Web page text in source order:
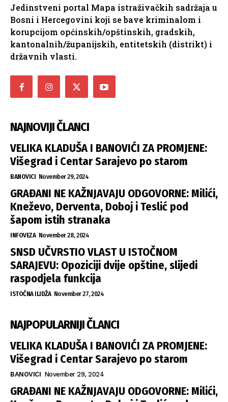
Jedinstveni portal Mapa istraživačkih sadržaja u
Bosni i Hercegovini koji se bave kriminalom i
korupcijom općinskih/opštinskih, gradskih,
kantonalnih/županijskih, entitetskih (distrikt) i
državnih vlasti.
NAJNOVIJI ČLANCI
VELIKA KLADUŠA I BANOVIĆI ZA PROMJENE:
Višegrad i Centar Sarajevo po starom
BANOVICI November 29, 2024
GRAĐANI NE KAŽNJAVAJU ODGOVORNE: Milići,
Kneževo, Derventa, Doboj i Teslić pod
šapom istih stranaka
INFOVEZA November 28, 2024
SNSD UČVRSTIO VLAST U ISTOČNOM
SARAJEVU: Opoziciji dvije opštine, slijedi
raspodjela funkcija
ISTOČNA ILIDŽA November 27, 2024
NAJPOPULARNIJI ČLANCI
VELIKA KLADUŠA I BANOVIĆI ZA PROMJENE:
Višegrad i Centar Sarajevo po starom
BANOVICI November 29, 2024
GRAĐANI NE KAŽNJAVAJU ODGOVORNE: Milići,